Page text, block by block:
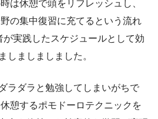
は休憩で頭をリフレッシュし、
の集中復習に充てるという流れ
実践したスケジュールとして効
しましましました。
ラダラと勉強してしまいがちで
憩するポモドーロテクニックを